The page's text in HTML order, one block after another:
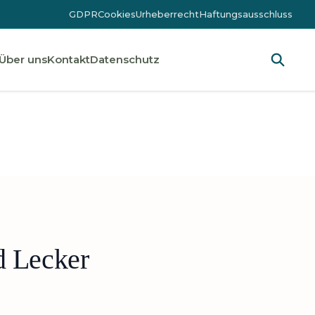
GDPRCookiesUrheberrechtHaftungsausschluss
Über unsKontaktDatenschutz
Lecker